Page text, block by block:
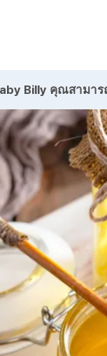
Billy คุณสามาร